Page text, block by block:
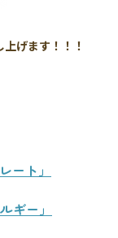
げます！！！
ート」
ギー」